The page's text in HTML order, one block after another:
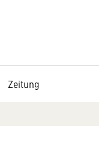
Zeitung